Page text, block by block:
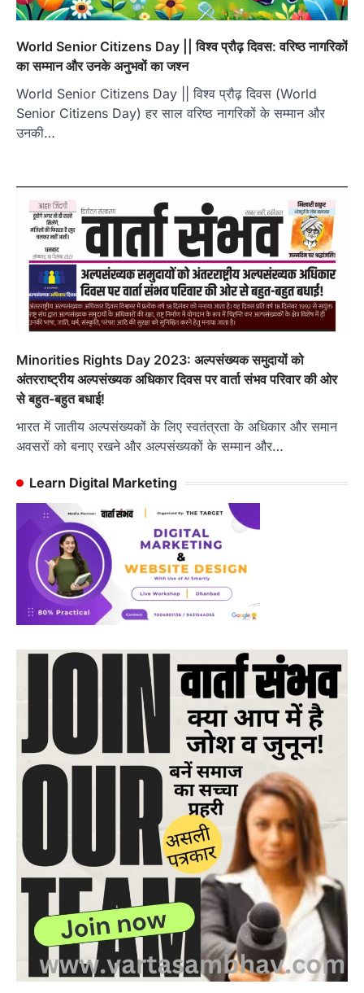
World Senior Citizens Day || विश्व प्रौढ़ दिवस: वरिष्ठ नागरिकों
का सम्मान और उनके अनुभवों का जश्न
World Senior Citizens Day || विश्व प्रौढ़ दिवस (World
Senior Citizens Day) हर साल वरिष्ठ नागरिकों के सम्मान और
उनकी…
Minorities Rights Day 2023: अल्पसंख्यक समुदायों को
अंतरराष्ट्रीय अल्पसंख्यक अधिकार दिवस पर वार्ता संभव परिवार की ओर
से बहुत-बहुत बधाई!
भारत में जातीय अल्पसंख्यकों के लिए स्वतंत्रता के अधिकार और समान
अवसरों को बनाए रखने और अल्पसंख्यकों के सम्मान और…
Learn Digital Marketing